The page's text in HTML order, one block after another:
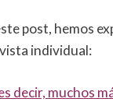
post, hemos
individual:
decir, muchos